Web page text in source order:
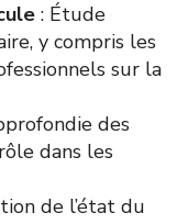
: Étude
y compris les
sur la
des
dans les
de l’état du